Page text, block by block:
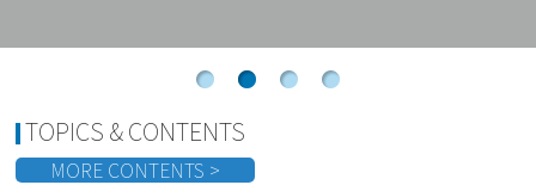
1 2 3 4
TOPICS & CONTENTS
MORE CONTENTS >